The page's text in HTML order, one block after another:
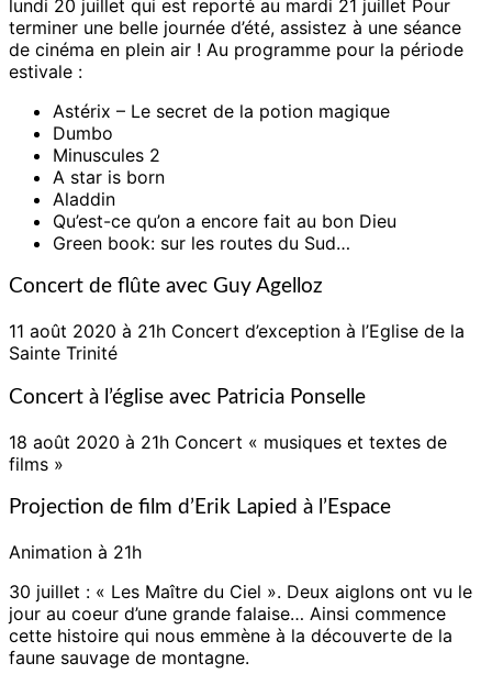
lundi 20 juillet qui est reporté au mardi 21 juillet Pour
terminer une belle journée d’été, assistez à une séance
de cinéma en plein air ! Au programme pour la période
estivale :
Astérix – Le secret de la potion magique
Dumbo
Minuscules 2
A star is born
Aladdin
Qu’est-ce qu’on a encore fait au bon Dieu
Green book: sur les routes du Sud…
Concert de flûte avec Guy Agelloz
11 août 2020 à 21h Concert d’exception à l’Eglise de la
Sainte Trinité
Concert à l’église avec Patricia Ponselle
18 août 2020 à 21h Concert « musiques et textes de
films »
Projection de film d’Erik Lapied à l’Espace
Animation à 21h
30 juillet : « Les Maître du Ciel ». Deux aiglons ont vu le
jour au coeur d’une grande falaise… Ainsi commence
cette histoire qui nous emmène à la découverte de la
faune sauvage de montagne.